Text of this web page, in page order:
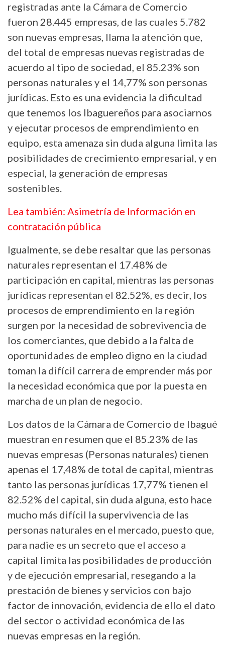
registradas ante la Cámara de Comercio
fueron 28.445 empresas, de las cuales 5.782
son nuevas empresas, llama la atención que,
del total de empresas nuevas registradas de
acuerdo al tipo de sociedad, el 85.23% son
personas naturales y el 14,77% son personas
jurídicas. Esto es una evidencia la dificultad
que tenemos los Ibaguereños para asociarnos
y ejecutar procesos de emprendimiento en
equipo, esta amenaza sin duda alguna limita las
posibilidades de crecimiento empresarial, y en
especial, la generación de empresas
sostenibles.
Lea también: Asimetría de Información en
contratación pública
Igualmente, se debe resaltar que las personas
naturales representan el 17.48% de
participación en capital, mientras las personas
jurídicas representan el 82.52%, es decir, los
procesos de emprendimiento en la región
surgen por la necesidad de sobrevivencia de
los comerciantes, que debido a la falta de
oportunidades de empleo digno en la ciudad
toman la difícil carrera de emprender más por
la necesidad económica que por la puesta en
marcha de un plan de negocio.
Los datos de la Cámara de Comercio de Ibagué
muestran en resumen que el 85.23% de las
nuevas empresas (Personas naturales) tienen
apenas el 17,48% de total de capital, mientras
tanto las personas jurídicas 17,77% tienen el
82.52% del capital, sin duda alguna, esto hace
mucho más difícil la supervivencia de las
personas naturales en el mercado, puesto que,
para nadie es un secreto que el acceso a
capital limita las posibilidades de producción
y de ejecución empresarial, resegando a la
prestación de bienes y servicios con bajo
factor de innovación, evidencia de ello el dato
del sector o actividad económica de las
nuevas empresas en la región.